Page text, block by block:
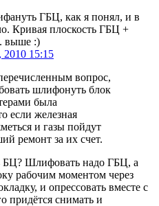
ГБЦ, как я понял, и в
Кривая плоскость ГБЦ +
выше :)
2010 15:15
вопрос,
шлифонуть блок
была
если железная
и газы пойдут
ремонт за их счет.
БЦ? Шлифовать надо ГБЦ, а
рабочим моментом через
и опрессовать вместе с
придётся снимать и